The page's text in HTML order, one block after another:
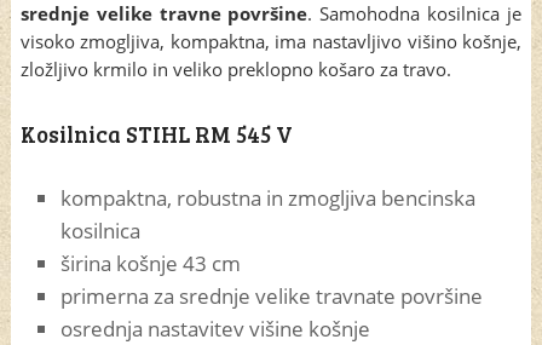
srednje velike travne površine. Samohodna kosilnica je
visoko zmogljiva, kompaktna, ima nastavljivo višino košnje,
zložljivo krmilo in veliko preklopno košaro za travo.
Kosilnica STIHL RM 545 V
kompaktna, robustna in zmogljiva bencinska
kosilnica
širina košnje 43 cm
primerna za srednje velike travnate površine
osrednja nastavitev višine košnje